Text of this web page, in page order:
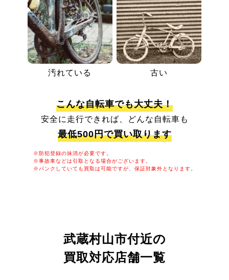
汚れている 古い
こんな自転車でも大丈夫！
安全に走行できれば、どんな自転車も
最低500円で買い取ります
※防犯登録の抹消が必要です。
※事故車などは引取となる場合がございます。
※パンクしていても買取は可能ですが、保証対象外となります。
武蔵村山市付近の
買取対応店舗一覧